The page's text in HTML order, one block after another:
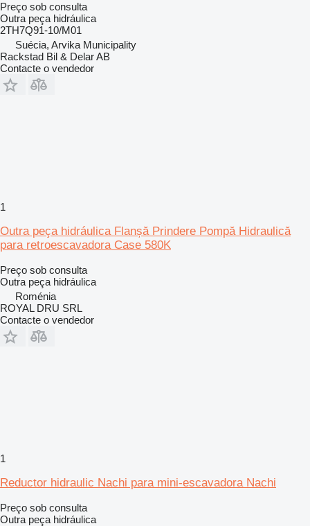
Preço sob consulta
Outra peça hidráulica
2TH7Q91-10/M01
Suécia, Arvika Municipality
Rackstad Bil & Delar AB
Contacte o vendedor
1
Outra peça hidráulica Flanșă Prindere Pompă Hidraulică
para retroescavadora Case 580K
Preço sob consulta
Outra peça hidráulica
Roménia
ROYAL DRU SRL
Contacte o vendedor
1
Reductor hidraulic Nachi para mini-escavadora Nachi
Preço sob consulta
Outra peça hidráulica